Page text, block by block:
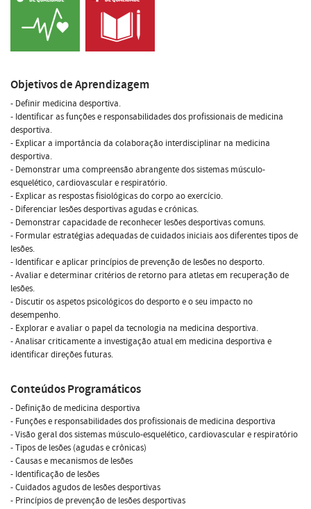
Objetivos de Aprendizagem
- Definir medicina desportiva.
- Identificar as funções e responsabilidades dos profissionais de medicina
desportiva.
- Explicar a importância da colaboração interdisciplinar na medicina
desportiva.
- Demonstrar uma compreensão abrangente dos sistemas músculo-
esquelético, cardiovascular e respiratório.
- Explicar as respostas fisiológicas do corpo ao exercício.
- Diferenciar lesões desportivas agudas e crónicas.
- Demonstrar capacidade de reconhecer lesões desportivas comuns.
- Formular estratégias adequadas de cuidados iniciais aos diferentes tipos de
lesões.
- Identificar e aplicar princípios de prevenção de lesões no desporto.
- Avaliar e determinar critérios de retorno para atletas em recuperação de
lesões.
- Discutir os aspetos psicológicos do desporto e o seu impacto no
desempenho.
- Explorar e avaliar o papel da tecnologia na medicina desportiva.
- Analisar criticamente a investigação atual em medicina desportiva e
identificar direções futuras.
Conteúdos Programáticos
- Definição de medicina desportiva
- Funções e responsabilidades dos profissionais de medicina desportiva
- Visão geral dos sistemas músculo-esquelético, cardiovascular e respiratório
- Tipos de lesões (agudas e crônicas)
- Causas e mecanismos de lesões
- Identificação de lesões
- Cuidados agudos de lesões desportivas
- Princípios de prevenção de lesões desportivas